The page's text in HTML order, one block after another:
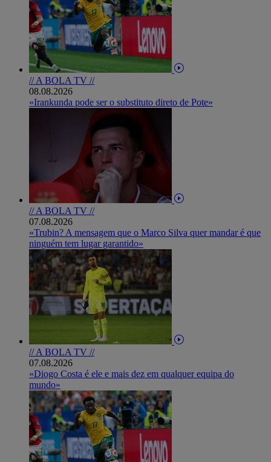
// A BOLA TV //
08.08.2026
«Irankunda pode ser o substituto direto de Pote»
// A BOLA TV //
07.08.2026
«Trubin? A mensagem que o Marco Silva quer mandar é que
ninguém tem lugar garantido»
// A BOLA TV //
07.08.2026
«Diogo Costa é ele e mais dez em qualquer equipa do
mundo»